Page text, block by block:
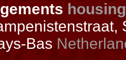
housing
Bas